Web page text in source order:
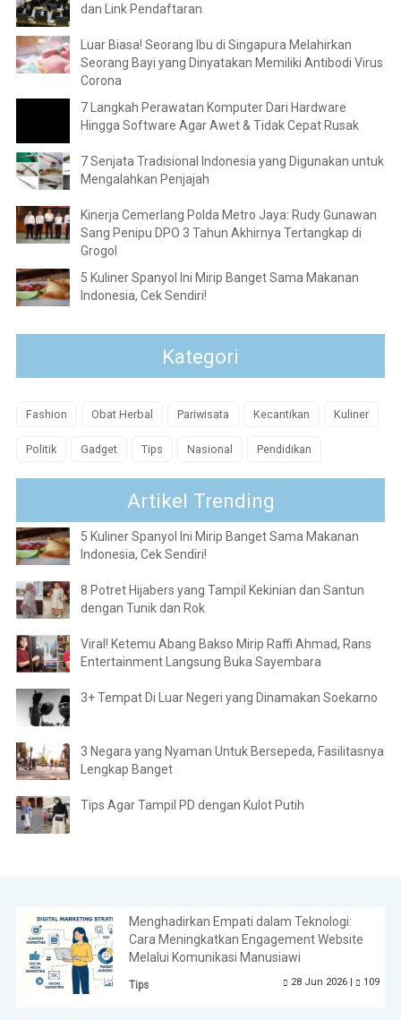
dan Link Pendaftaran
Luar Biasa! Seorang Ibu di Singapura Melahirkan
Seorang Bayi yang Dinyatakan Memiliki Antibodi Virus
Corona
7 Langkah Perawatan Komputer Dari Hardware
Hingga Software Agar Awet & Tidak Cepat Rusak
7 Senjata Tradisional Indonesia yang Digunakan untuk
Mengalahkan Penjajah
Kinerja Cemerlang Polda Metro Jaya: Rudy Gunawan
Sang Penipu DPO 3 Tahun Akhirnya Tertangkap di
Grogol
5 Kuliner Spanyol Ini Mirip Banget Sama Makanan
Indonesia, Cek Sendiri!
Kategori
Fashion Obat Herbal Pariwisata Kecantikan Kuliner
Politik Gadget Tips Nasional Pendidikan
Artikel Trending
5 Kuliner Spanyol Ini Mirip Banget Sama Makanan
Indonesia, Cek Sendiri!
8 Potret Hijabers yang Tampil Kekinian dan Santun
dengan Tunik dan Rok
Viral! Ketemu Abang Bakso Mirip Raffi Ahmad, Rans
Entertainment Langsung Buka Sayembara
3+ Tempat Di Luar Negeri yang Dinamakan Soekarno
3 Negara yang Nyaman Untuk Bersepeda, Fasilitasnya
Lengkap Banget
Tips Agar Tampil PD dengan Kulot Putih
Menghadirkan Empati dalam Teknologi:
Cara Meningkatkan Engagement Website
Melalui Komunikasi Manusiawi
Tips 28 Jun 2026 | 109